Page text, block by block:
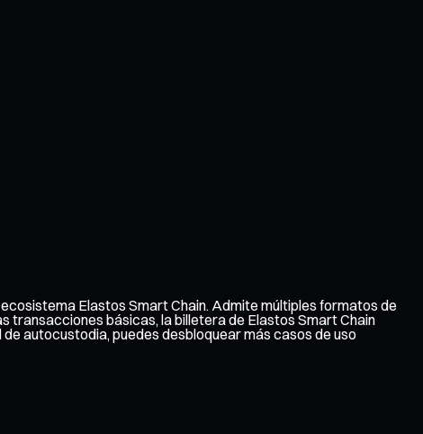
Elastos Smart Chain. Admite múltiples formatos de
transacciones básicas, la billetera de Elastos Smart Chain
autocustodia, puedes desbloquear más casos de uso